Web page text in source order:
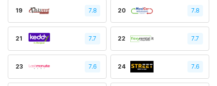
19 7.8 20 7.8
21 7.7 22 7.7
23 7.6 24 7.6